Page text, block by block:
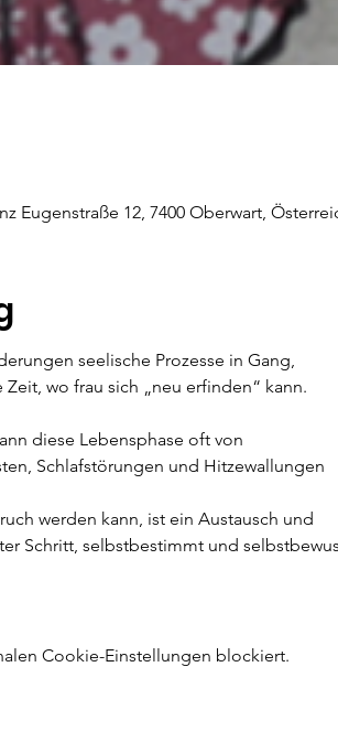
Eugenstraße 12, 7400 Oberwart,
seelische Prozesse in Gang,
wo frau sich „neu erfinden“ kann.
diese Lebensphase oft von
Schlafstörungen und Hitzewallungen
werden kann, ist ein Austausch und
Schritt, selbstbestimmt und
mit Frauen, die im kreativen oder
Cookie-Einstellungen blockiert.